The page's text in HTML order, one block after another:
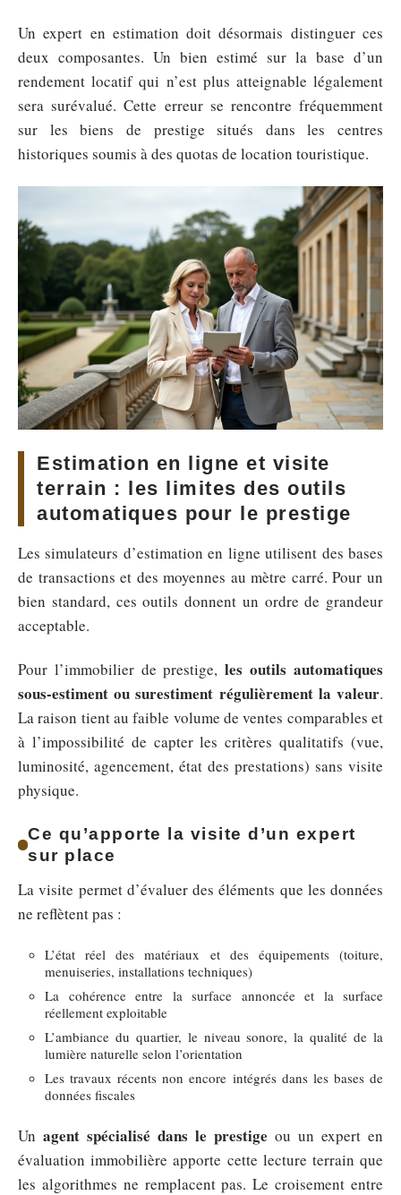
Un expert en estimation doit désormais distinguer ces
deux composantes. Un bien estimé sur la base d’un
rendement locatif qui n’est plus atteignable légalement
sera surévalué. Cette erreur se rencontre fréquemment
sur les biens de prestige situés dans les centres
historiques soumis à des quotas de location touristique.
Estimation en ligne et visite
terrain : les limites des outils
automatiques pour le prestige
Les simulateurs d’estimation en ligne utilisent des bases
de transactions et des moyennes au mètre carré. Pour un
bien standard, ces outils donnent un ordre de grandeur
acceptable.
Pour l’immobilier de prestige,les outils automatiques
sous-estiment ou surestiment régulièrement la valeur.
La raison tient au faible volume de ventes comparables et
à l’impossibilité de capter les critères qualitatifs (vue,
luminosité, agencement, état des prestations) sans visite
physique.
Ce qu’apporte la visite d’un expert
sur place
La visite permet d’évaluer des éléments que les données
ne reflètent pas :
L’état réel des matériaux et des équipements (toiture,
menuiseries, installations techniques)
La cohérence entre la surface annoncée et la surface
réellement exploitable
L’ambiance du quartier, le niveau sonore, la qualité de la
lumière naturelle selon l’orientation
Les travaux récents non encore intégrés dans les bases de
données fiscales
Un agent spécialisé dans le prestige ou un expert en
évaluation immobilière apporte cette lecture terrain que
les algorithmes ne remplacent pas. Le croisement entre